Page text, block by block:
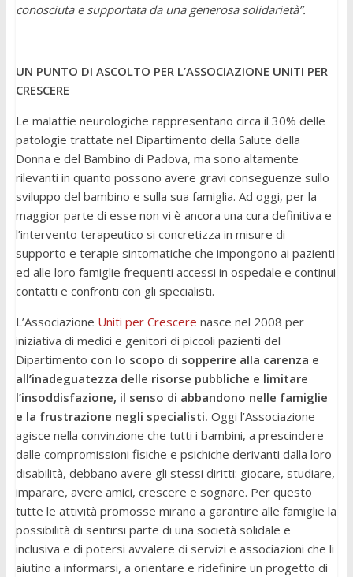
conosciuta e supportata da una generosa solidarietà”.
UN PUNTO DI ASCOLTO PER L’ASSOCIAZIONE UNITI PER
CRESCERE
Le malattie neurologiche rappresentano circa il 30% delle
patologie trattate nel Dipartimento della Salute della
Donna e del Bambino di Padova, ma sono altamente
rilevanti in quanto possono avere gravi conseguenze sullo
sviluppo del bambino e sulla sua famiglia. Ad oggi, per la
maggior parte di esse non vi è ancora una cura definitiva e
l’intervento terapeutico si concretizza in misure di
supporto e terapie sintomatiche che impongono ai pazienti
ed alle loro famiglie frequenti accessi in ospedale e continui
contatti e confronti con gli specialisti.
L’Associazione Uniti per Crescere nasce nel 2008 per
iniziativa di medici e genitori di piccoli pazienti del
Dipartimento con lo scopo di sopperire alla carenza e
all’inadeguatezza delle risorse pubbliche e limitare
l’insoddisfazione, il senso di abbandono nelle famiglie
e la frustrazione negli specialisti. Oggi l’Associazione
agisce nella convinzione che tutti i bambini, a prescindere
dalle compromissioni fisiche e psichiche derivanti dalla loro
disabilità, debbano avere gli stessi diritti: giocare, studiare,
imparare, avere amici, crescere e sognare. Per questo
tutte le attività promosse mirano a garantire alle famiglie la
possibilità di sentirsi parte di una società solidale e
inclusiva e di potersi avvalere di servizi e associazioni che li
aiutino a informarsi, a orientare e ridefinire un progetto di